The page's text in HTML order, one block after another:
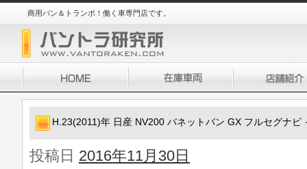
商用バン＆トランポ！働く車専門店です。
H.23(2011)年 日産 NV200 バネットバン GX フルセグナビ
投稿日 2016年11月30日